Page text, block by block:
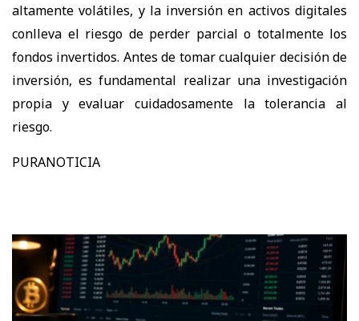
altamente volátiles, y la inversión en activos digitales
conlleva el riesgo de perder parcial o totalmente los
fondos invertidos. Antes de tomar cualquier decisión de
inversión, es fundamental realizar una investigación
propia y evaluar cuidadosamente la tolerancia al
riesgo.
PURANOTICIA